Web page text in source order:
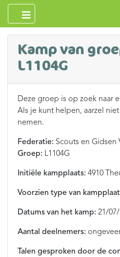
Kamp van
L1104G
Deze groep is op zoek naar
Als je kunt helpen, aarzel
nemen.
Federatie: Scouts en Gidsen
Groep: L1104G
Initiële kampplaats: 4910
Voorzien type van
Datums van het kamp: 21/
Aantal deelnemers:
Talen gesproken door de